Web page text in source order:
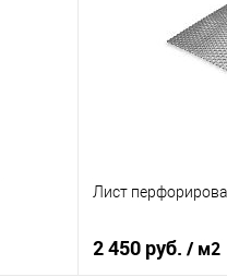
Лист
2 450 руб. / м2